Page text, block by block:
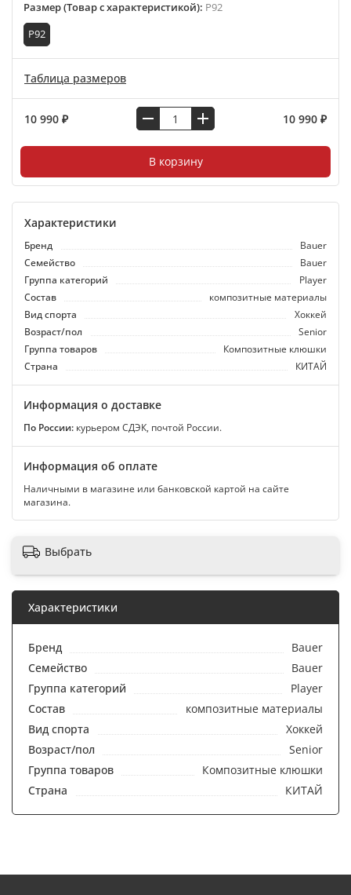
Размер (Товар с характеристикой): P92
P92
Таблица размеров
10 990 ₽ 10 990 ₽
В корзину
Характеристики
Бренд
Bauer
Семейство
Bauer
Группа категорий
Player
Состав
композитные материалы
Вид спорта
Хоккей
Возраст/пол
Senior
Группа товаров
Композитные клюшки
Страна
КИТАЙ
Информация о доставке
По России: курьером СДЭК, почтой России.
Информация об оплате
Наличными в магазине или банковской картой на сайте
магазина.
Выбрать
Характеристики
Бренд
Bauer
Семейство
Bauer
Группа категорий
Player
Состав
композитные материалы
Вид спорта
Хоккей
Возраст/пол
Senior
Группа товаров
Композитные клюшки
Страна
КИТАЙ